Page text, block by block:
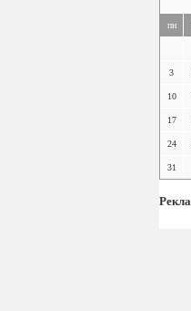
пн
3
10
17
24
31